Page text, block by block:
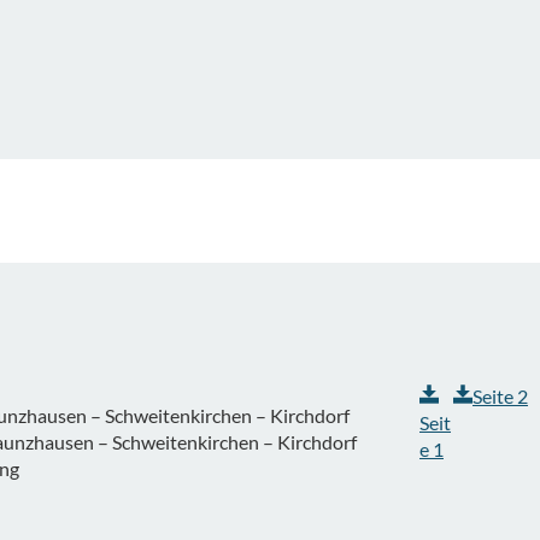
– Schweitenkirchen – Kirchdorf
– Schweitenkirchen – Kirchdorf
Seit
e 1
Seite 2